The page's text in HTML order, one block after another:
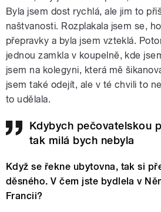
Byla jsem dost rychlá, ale jim to
naštvanosti. Rozplakala jsem se,
přepravky a byla jsem vzteklá.
jednou zamkla v koupelně, kde
jsem na kolegyni, která mě
jsem také odejít, ale v té chvili to
to udělala.
Kdybych pečovatelskou
tak milá bych nebyla
Když se řekne ubytovna, tak si
děsného. V čem jste bydlela v
Francii?